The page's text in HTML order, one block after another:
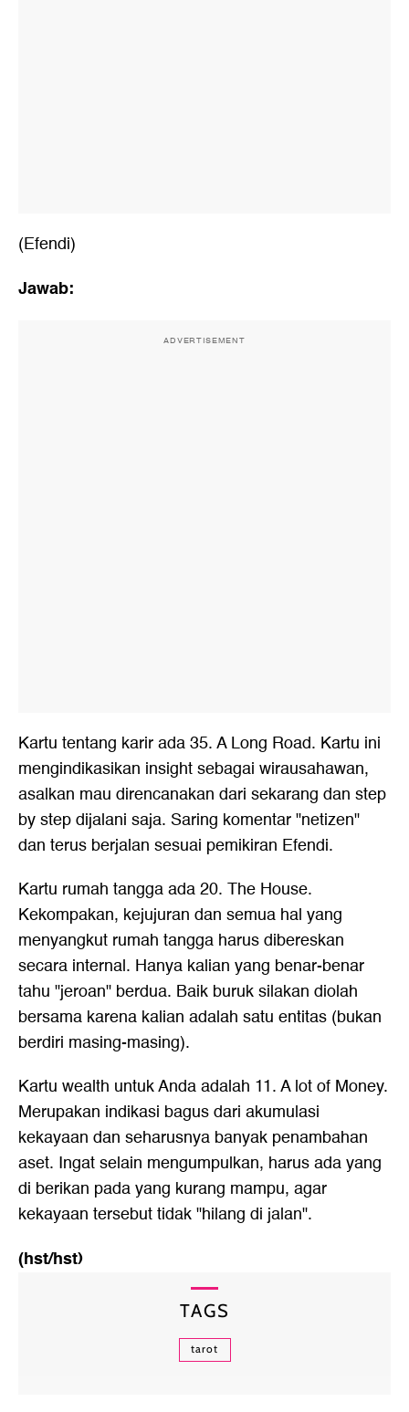
(Efendi)
Jawab:
ADVERTISEMENT
Kartu tentang karir ada 35. A Long Road. Kartu ini
mengindikasikan insight sebagai wirausahawan,
asalkan mau direncanakan dari sekarang dan step
by step dijalani saja. Saring komentar "netizen"
dan terus berjalan sesuai pemikiran Efendi.
Kartu rumah tangga ada 20. The House.
Kekompakan, kejujuran dan semua hal yang
menyangkut rumah tangga harus dibereskan
secara internal. Hanya kalian yang benar-benar
tahu "jeroan" berdua. Baik buruk silakan diolah
bersama karena kalian adalah satu entitas (bukan
berdiri masing-masing).
Kartu wealth untuk Anda adalah 11. A lot of Money.
Merupakan indikasi bagus dari akumulasi
kekayaan dan seharusnya banyak penambahan
aset. Ingat selain mengumpulkan, harus ada yang
di berikan pada yang kurang mampu, agar
kekayaan tersebut tidak "hilang di jalan".
(hst/hst)
TAGS
tarot